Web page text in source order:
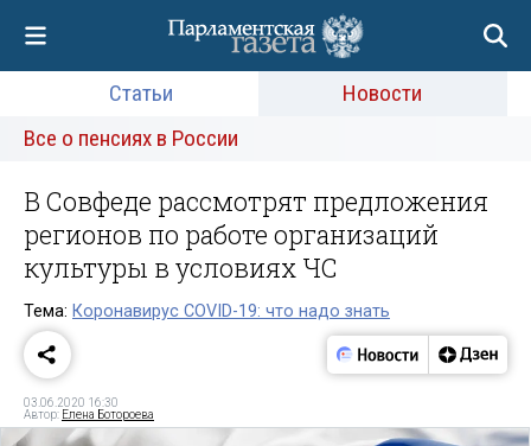
Статьи
Новости
Все о пенсиях в России
В Совфеде рассмотрят предложения
регионов по работе организаций
культуры в условиях ЧС
Тема: Коронавирус COVID-19: что надо знать
03.06.2020 16:30
Автор: Елена Ботороева